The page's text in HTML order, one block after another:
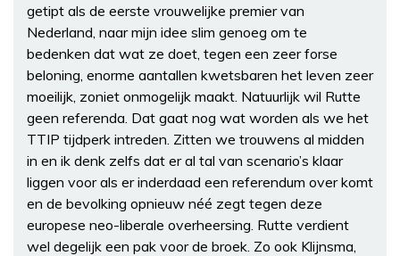
getipt als de eerste vrouwelijke premier van
Nederland, naar mijn idee slim genoeg om te
bedenken dat wat ze doet, tegen een zeer forse
beloning, enorme aantallen kwetsbaren het leven zeer
moeilijk, zoniet onmogelijk maakt. Natuurlijk wil Rutte
geen referenda. Dat gaat nog wat worden als we het
TTIP tijdperk intreden. Zitten we trouwens al midden
in en ik denk zelfs dat er al tal van scenario’s klaar
liggen voor als er inderdaad een referendum over komt
en de bevolking opnieuw néé zegt tegen deze
europese neo-liberale overheersing. Rutte verdient
wel degelijk een pak voor de broek. Zo ook Klijnsma,